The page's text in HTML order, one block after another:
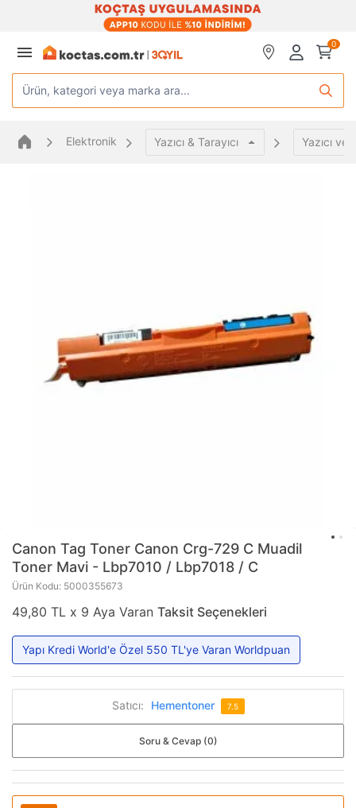
0
Ürün, kategori veya marka ara...
Elektronik Yazıcı & Tarayıcı Yazıcı
Canon Tag Toner Canon Crg-729 C Muadil
Toner Mavi - Lbp7010 / Lbp7018 / C
Ürün Kodu: 5000355673
49,80 TL x 9 Aya Varan Taksit Seçenekleri
Yapı Kredi World'e Özel 550 TL'ye Varan Worldpuan
Satıcı: Hementoner 7.5
Soru & Cevap (0)